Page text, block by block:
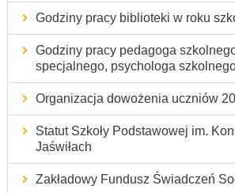
Godziny pracy biblioteki w roku
Godziny pracy pedagoga
specjalnego, psychologa
Organizacja dowożenia uczniów
Statut Szkoły Podstawowej im.
Jaświłach
Zakładowy Fundusz Świadczeń